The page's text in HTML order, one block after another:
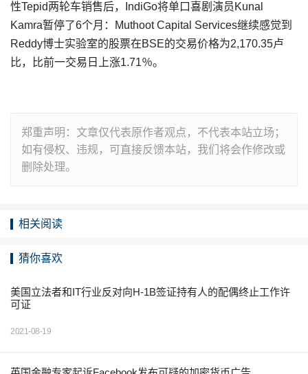
性Tepid两轮车销售后，IndiGo将单口喜剧演员Kunal
Kamra暂停了6个月：Muthoot Capital Services继续感觉到
Reddy博士实验室的股票在BSE的交易价格为2,170.35卢
比，比前一交易日上涨1.71％。
郑重声明：文章仅代表原作者观点，不代表本站立场；
如有侵权、违规，可直接反馈本站，我们将会作修改或
删除处理。
相关阅读
猜你喜欢
美国立法者和IT行业反对向H-1B签证持有人的配偶终止工作许
可证
2021-08-19